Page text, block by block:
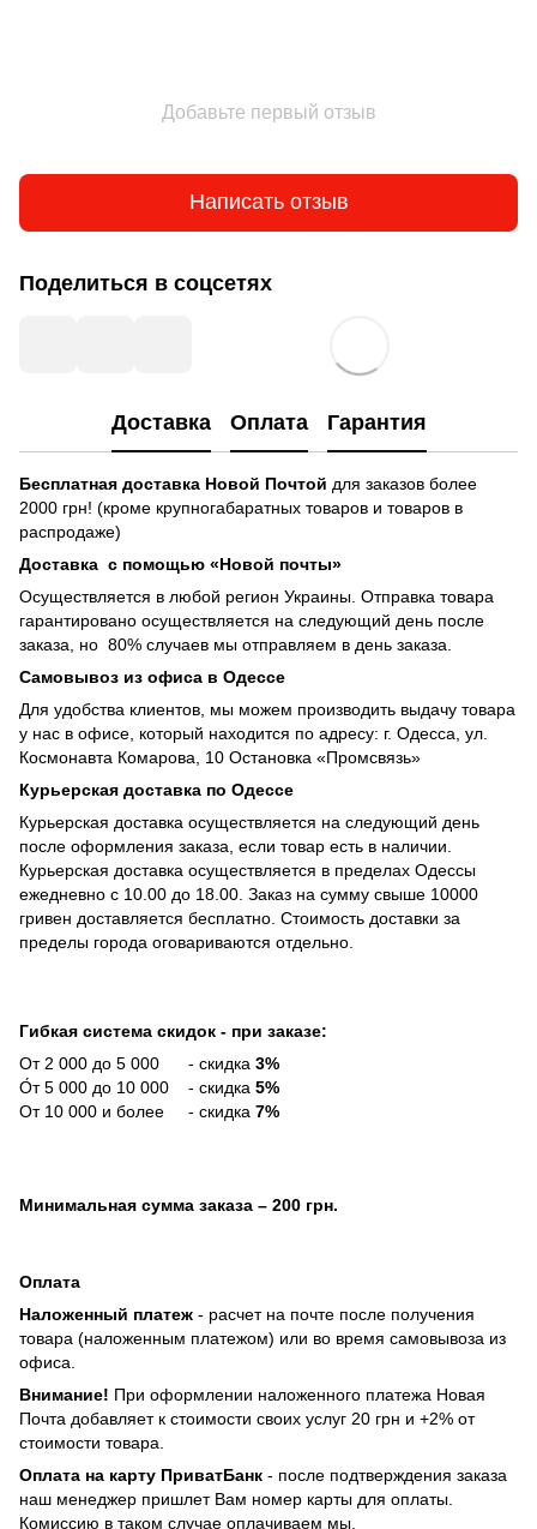
Добавьте первый отзыв
Написать отзыв
Поделиться в соцсетях
Доставка Оплата Гарантия
Бесплатная доставка Новой Почтой для заказов более
2000 грн! (кроме крупногабаратных товаров и товаров в
распродаже)
Доставка с помощью «Новой почты»
Осуществляется в любой регион Украины. Отправка товара
гарантировано осуществляется на следующий день после
заказа, но 80% случаев мы отправляем в день заказа.
Самовывоз из офиса в Одессе
Для удобства клиентов, мы можем производить выдачу товара
у нас в офисе, который находится по адресу: г. Одесса, ул.
Космонавта Комарова, 10 Остановка «Промсвязь»
Курьерская доставка по Одессе
Курьерская доставка осуществляется на следующий день
после оформления заказа, если товар есть в наличии.
Курьерская доставка осуществляется в пределах Одессы
ежедневно с 10.00 до 18.00. Заказ на сумму свыше 10000
гривен доставляется бесплатно. Стоимость доставки за
пределы города оговариваются отдельно.
Гибкая система скидок - при заказе:
От 2 000 до 5 000 - скидка 3%
О́т 5 000 до 10 000 - скидка 5%
От 10 000 и более - скидка 7%
Минимальная сумма заказа – 200 грн.
Оплата
Наложенный платеж - расчет на почте после получения
товара (наложенным платежом) или во время самовывоза из
офиса.
Внимание! При оформлении наложенного платежа Новая
Почта добавляет к стоимости своих услуг 20 грн и +2% от
стоимости товара.
Оплата на карту ПриватБанк - после подтверждения заказа
наш менеджер пришлет Вам номер карты для оплаты.
Комиссию в таком случае оплачиваем мы.